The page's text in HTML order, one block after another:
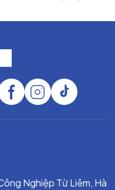
Nghiệp Từ Liêm, Hà